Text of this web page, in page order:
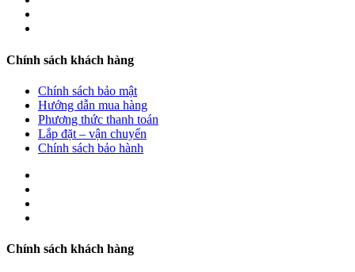
Chính sách khách hàng
Chính sách bảo mật
Hướng dẫn mua hàng
Phương thức thanh toán
Lắp đặt – vận chuyển
Chính sách bảo hành
Chính sách khách hàng